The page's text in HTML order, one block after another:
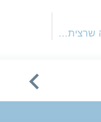
ניתוח עפעפיים תחתונים- כל מה שרציתם לדעת